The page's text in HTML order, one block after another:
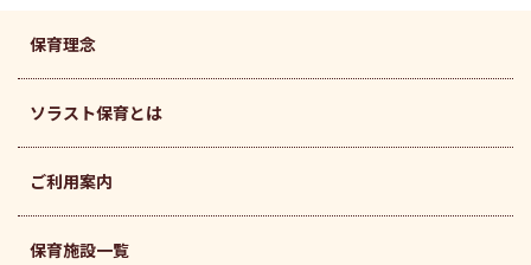
保育理念
ソラスト保育とは
ご利用案内
保育施設一覧